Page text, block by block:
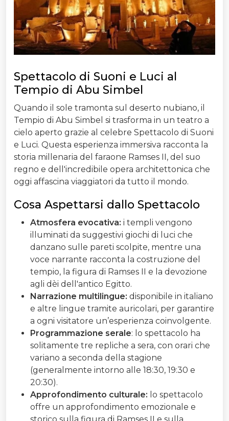
Spettacolo di Suoni e Luci al
Tempio di Abu Simbel
Quando il sole tramonta sul deserto nubiano, il
Tempio di Abu Simbel si trasforma in un teatro a
cielo aperto grazie al celebre Spettacolo di Suoni
e Luci. Questa esperienza immersiva racconta la
storia millenaria del faraone Ramses II, del suo
regno e dell'incredibile opera architettonica che
oggi affascina viaggiatori da tutto il mondo.
Cosa Aspettarsi dallo Spettacolo
Atmosfera evocativa: i templi vengono
illuminati da suggestivi giochi di luci che
danzano sulle pareti scolpite, mentre una
voce narrante racconta la costruzione del
tempio, la figura di Ramses II e la devozione
agli dèi dell'antico Egitto.
Narrazione multilingue: disponibile in italiano
e altre lingue tramite auricolari, per garantire
a ogni visitatore un’esperienza coinvolgente.
Programmazione serale: lo spettacolo ha
solitamente tre repliche a sera, con orari che
variano a seconda della stagione
(generalmente intorno alle 18:30, 19:30 e
20:30).
Approfondimento culturale: lo spettacolo
offre un approfondimento emozionale e